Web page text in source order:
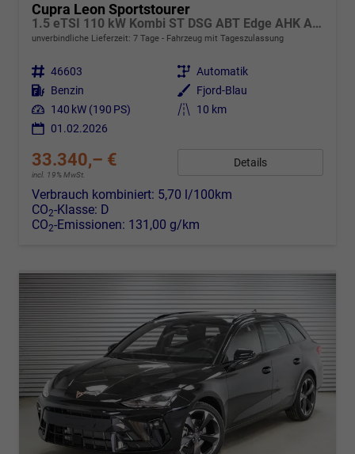
Cupra Leon Sportstourer
1.5 eTSI 110 kW Kombi ST DSG ABT Edge AHK ACC LED
unverbindliche Lieferzeit: 7 Tage Fahrzeug mit Tageszulassung
Fahrzeugnr. 46603 Getriebe Automatik
Kraftstoff Benzin Außenfarbe
Fjord-Blau
Leistung 140 kW (190 PS) Kilometerstand
10 km
01.02.2026
33.340,– €
incl. 19% MwSt.
Details
Verbrauch kombiniert: 5,70 l/100km
CO2-Klasse: D
CO2-Emissionen: 131,00 g/km